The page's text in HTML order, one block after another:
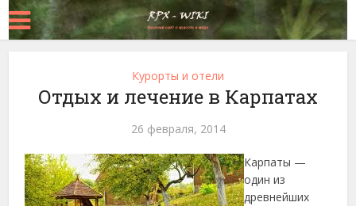
Курорты и отели
Отдых и лечение в Карпатах
26 февраля, 2014
Карпаты —
один из
древнейших